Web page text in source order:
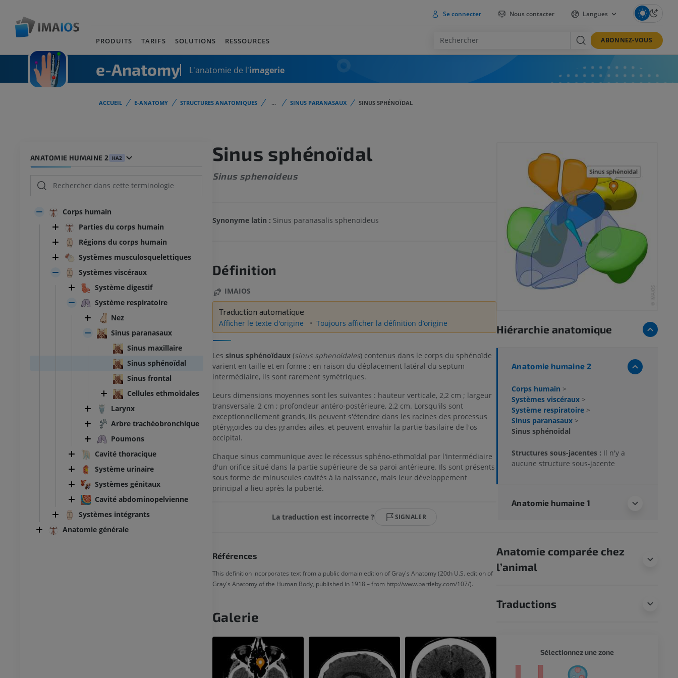
Se connecter Nous contacter Langues
PRODUITS TARIFS SOLUTIONS RESSOURCES ABONNEZ-VOUS
e-Anatomy L'anatomie de l'imagerie
ACCUEIL E-ANATOMY STRUCTURES ANATOMIQUES ... SINUS PARANASAUX SINUS SPHÉNOÏDAL
ANATOMIE HUMAINE 2 HA2
Corps humain
Parties du corps humain
Régions du corps humain
Systèmes musculosquelettiques
Systèmes viscéraux
Système digestif
Système respiratoire
Nez
Sinus paranasaux
Sinus maxillaire
Sinus sphénoïdal
Sinus frontal
Cellules ethmoïdales
Larynx
Arbre trachéobronchique
Poumons
Cavité thoracique
Système urinaire
Systèmes génitaux
Cavité abdominopelvienne
Systèmes intégrants
Anatomie générale
Sinus sphénoïdal
Sinus sphenoideus
Synonyme latin : Sinus paranasalis sphenoideus
Définition
IMAIOS
Traduction automatique
Afficher le texte d'origine
Toujours afficher la définition d’origine
Les sinus sphénoïdaux(sinus sphenoidales) contenus dans le corps du sphénoïde
varient en taille et en forme ; en raison du déplacement latéral du septum
intermédiaire, ils sont rarement symétriques.
Leurs dimensions moyennes sont les suivantes : hauteur verticale, 2,2 cm ; largeur
transversale, 2 cm ; profondeur antéro-postérieure, 2,2 cm. Lorsqu'ils sont
exceptionnellement grands, ils peuvent s'étendre dans les racines des processus
ptérygoïdes ou des grandes ailes, et peuvent envahir la partie basilaire de l'os
occipital.
Chaque sinus communique avec le récessus sphéno-ethmoïdal par l'intermédiaire
d'un orifice situé dans la partie supérieure de sa paroi antérieure. Ils sont présents
sous forme de minuscules cavités à la naissance, mais leur développement
principal a lieu après la puberté.
La traduction est incorrecte ? SIGNALER
Références
This definition incorporates text from a public domain edition of Gray's Anatomy (20th U.S. edition of
Gray's Anatomy of the Human Body, published in 1918 – from http://www.bartleby.com/107/).
Galerie
Hiérarchie anatomique
Anatomie humaine 2
Corps humain >
Systèmes viscéraux >
Système respiratoire >
Sinus paranasaux >
Sinus sphénoïdal
Structures sous-jacentes : Il n'y a
aucune structure sous-jacente
Anatomie humaine 1
Anatomie comparée chez
l’animal
Traductions
MEMBRE SUPÉRIEUR
IRM du membre supérieur
MEMBRE INFÉRIEUR
Membre inférieur
Sélectionnez une zone